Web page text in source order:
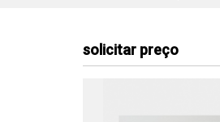
solicitar preço